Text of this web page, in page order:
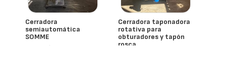
Cerradora
semiautomática
SOMME
- España
Cerradora taponadora
rotativa para
obturadores y tapón
rosca